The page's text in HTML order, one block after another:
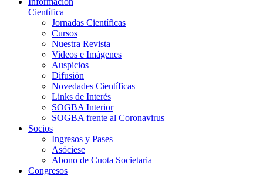
Científica
Jornadas Científicas
Cursos
Nuestra Revista
Videos e Imágenes
Auspicios
Difusión
Novedades Científicas
Links de Interés
SOGBA Interior
SOGBA frente al Coronavirus
Socios
Ingresos y Pases
Asóciese
Abono de Cuota Societaria
Congresos